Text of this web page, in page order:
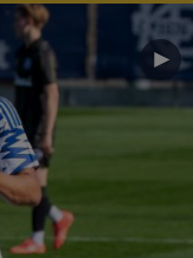
►